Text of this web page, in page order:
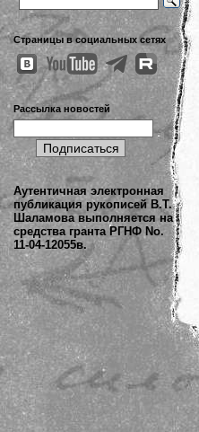
Страницы в социальных сетях
Рассылка новостей
Аутентичная электронная
публикация рукописей В.Т.
Шаламова выполняется на
средства гранта РГНФ No.
11-04-12055в.